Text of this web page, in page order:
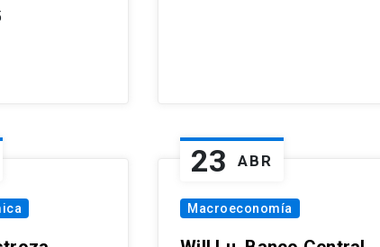
23 ABR
Macroeconomía